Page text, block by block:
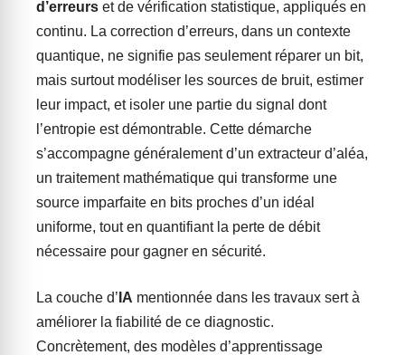
d’erreurs et de vérification statistique, appliqués en
continu. La correction d’erreurs, dans un contexte
quantique, ne signifie pas seulement réparer un bit,
mais surtout modéliser les sources de bruit, estimer
leur impact, et isoler une partie du signal dont
l’entropie est démontrable. Cette démarche
s’accompagne généralement d’un extracteur d’aléa,
un traitement mathématique qui transforme une
source imparfaite en bits proches d’un idéal
uniforme, tout en quantifiant la perte de débit
nécessaire pour gagner en sécurité.
La couche d’ IA mentionnée dans les travaux sert à
améliorer la fiabilité de ce diagnostic.
Concrètement, des modèles d’apprentissage